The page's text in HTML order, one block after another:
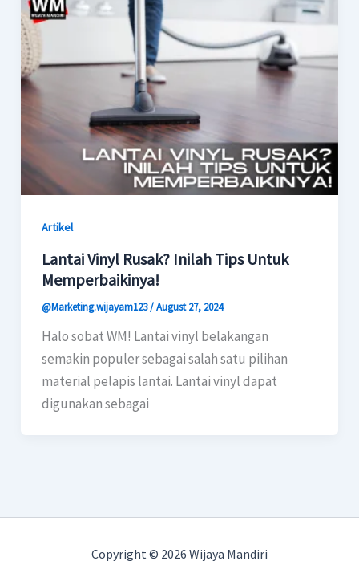
Artikel
Lantai Vinyl Rusak? Inilah Tips Untuk
Memperbaikinya!
@Marketing.wijayam123/August 27, 2024
Halo sobat WM! Lantai vinyl belakangan
semakin populer sebagai salah satu pilihan
material pelapis lantai. Lantai vinyl dapat
digunakan sebagai
Copyright © 2026 Wijaya Mandiri